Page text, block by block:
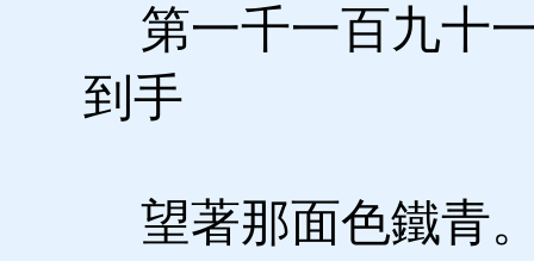
第一千一百九十
到手
望著那面色鐵青